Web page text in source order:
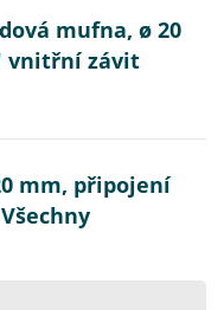
mufna, ø 20
vnitřní závit
mm, připojení